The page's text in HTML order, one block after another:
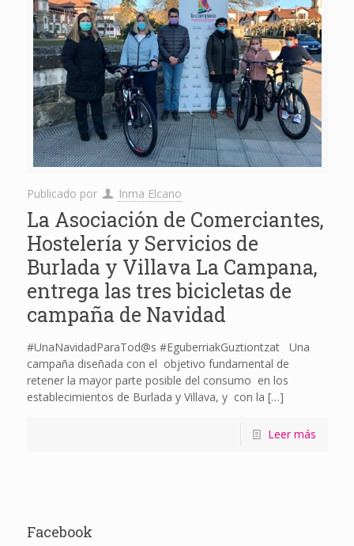
Publicado por Inma Elcano
La Asociación de Comerciantes,
Hostelería y Servicios de
Burlada y Villava La Campana,
entrega las tres bicicletas de
campaña de Navidad
#UnaNavidadParaTod@s #EguberriakGuztiontzat Una
campaña diseñada con el objetivo fundamental de
retener la mayor parte posible del consumo en los
establecimientos de Burlada y Villava, y con la […]
Leer más
Facebook